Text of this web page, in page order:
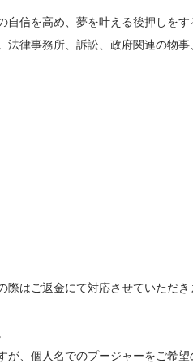
信を高め、夢を叶える後押しを
律事務所、訴訟、政府関連の物
際はご返金にて対応させていただき
が、個人名でのプージャーをご希望